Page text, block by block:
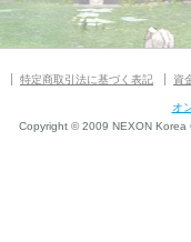
特定商取引法に基づく表記 資
オ
Copyright © 2009 NEXON Korea